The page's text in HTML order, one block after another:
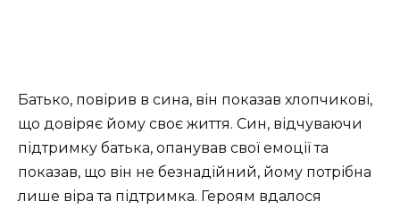
Батько, повірив в сина, він показав хлопчикові,
що довіряє йому своє життя. Син, відчуваючи
підтримку батька, опанував свої емоції та
показав, що він не безнадійний, йому потрібна
лише віра та підтримка. Героям вдалося